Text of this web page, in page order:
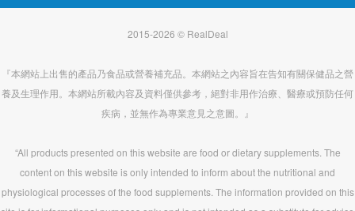
2015-2026 © RealDeal
『本網站上出售的產品乃食品或營養補充品。本網站之內容旨在告知有關保健品之營
養及生理作用。本網站所載內容及資料僅供參考，絕對非用作治療、醫療或預防任何
疾病，並無作為專業意見之意圖。』
“All products presented on this website are food or dietary supplements. The
content on this website is only intended to inform about the nutritional and
physiological processes of the food supplements. The information provided on this